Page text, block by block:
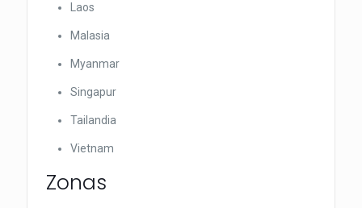
Laos
Malasia
Myanmar
Singapur
Tailandia
Vietnam
Zonas